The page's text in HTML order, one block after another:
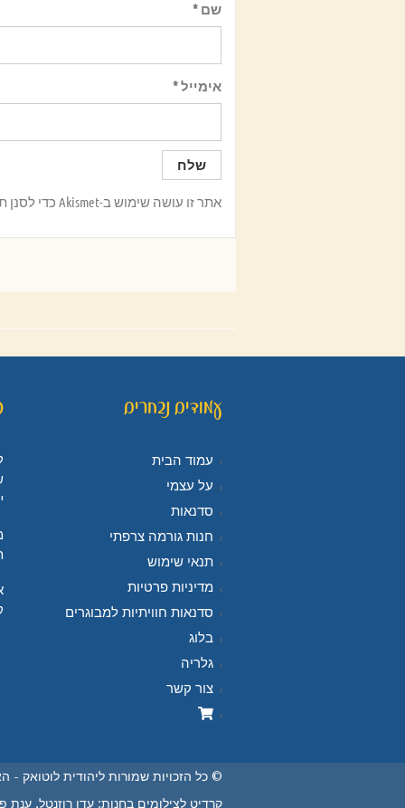
שם *
אימייל*
אתר זו עושה שימוש ב-Akismet כדי לסנן תגובות זבל.
עמודים נבחרים
עמוד הבית
על עצמי
סדנאות
חנות גורמה צרפתי
תנאי שימוש
מדיניות פרטיות
סדנאות חוויתיות למבוגרים
בלוג
גלריה
צור קשר
© כל הזכויות שמורות ליהודית לוטואק -
קרדיט לצילומים בחנות: עדו רוזנטל, ענת